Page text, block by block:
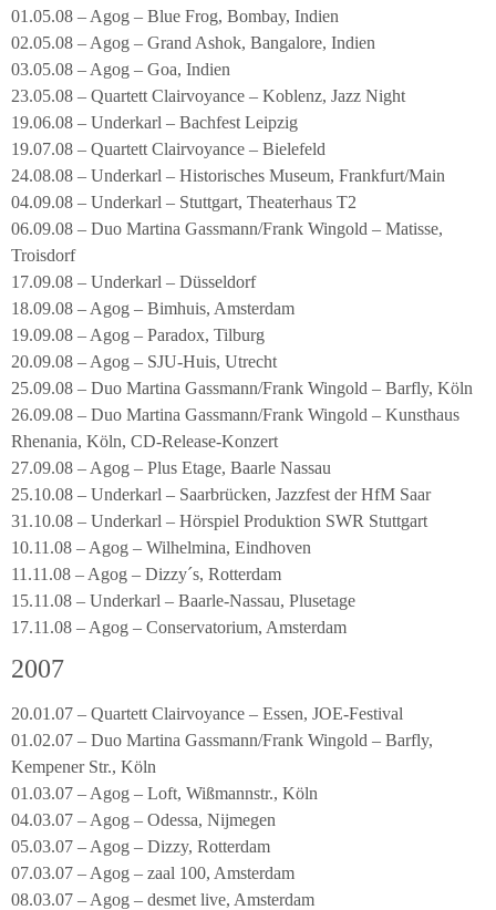
01.05.08 – Agog – Blue Frog, Bombay, Indien
02.05.08 – Agog – Grand Ashok, Bangalore, Indien
03.05.08 – Agog – Goa, Indien
23.05.08 – Quartett Clairvoyance – Koblenz, Jazz Night
19.06.08 – Underkarl – Bachfest Leipzig
19.07.08 – Quartett Clairvoyance – Bielefeld
24.08.08 – Underkarl – Historisches Museum, Frankfurt/Main
04.09.08 – Underkarl – Stuttgart, Theaterhaus T2
06.09.08 – Duo Martina Gassmann/Frank Wingold – Matisse,
Troisdorf
17.09.08 – Underkarl – Düsseldorf
18.09.08 – Agog – Bimhuis, Amsterdam
19.09.08 – Agog – Paradox, Tilburg
20.09.08 – Agog – SJU-Huis, Utrecht
25.09.08 – Duo Martina Gassmann/Frank Wingold – Barfly, Köln
26.09.08 – Duo Martina Gassmann/Frank Wingold – Kunsthaus
Rhenania, Köln, CD-Release-Konzert
27.09.08 – Agog – Plus Etage, Baarle Nassau
25.10.08 – Underkarl – Saarbrücken, Jazzfest der HfM Saar
31.10.08 – Underkarl – Hörspiel Produktion SWR Stuttgart
10.11.08 – Agog – Wilhelmina, Eindhoven
11.11.08 – Agog – Dizzy´s, Rotterdam
15.11.08 – Underkarl – Baarle-Nassau, Plusetage
17.11.08 – Agog – Conservatorium, Amsterdam
2007
20.01.07 – Quartett Clairvoyance – Essen, JOE-Festival
01.02.07 – Duo Martina Gassmann/Frank Wingold – Barfly,
Kempener Str., Köln
01.03.07 – Agog – Loft, Wißmannstr., Köln
04.03.07 – Agog – Odessa, Nijmegen
05.03.07 – Agog – Dizzy, Rotterdam
07.03.07 – Agog – zaal 100, Amsterdam
08.03.07 – Agog – desmet live, Amsterdam